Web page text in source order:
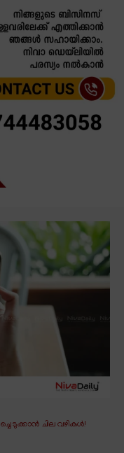
ചില വഴികൾ!